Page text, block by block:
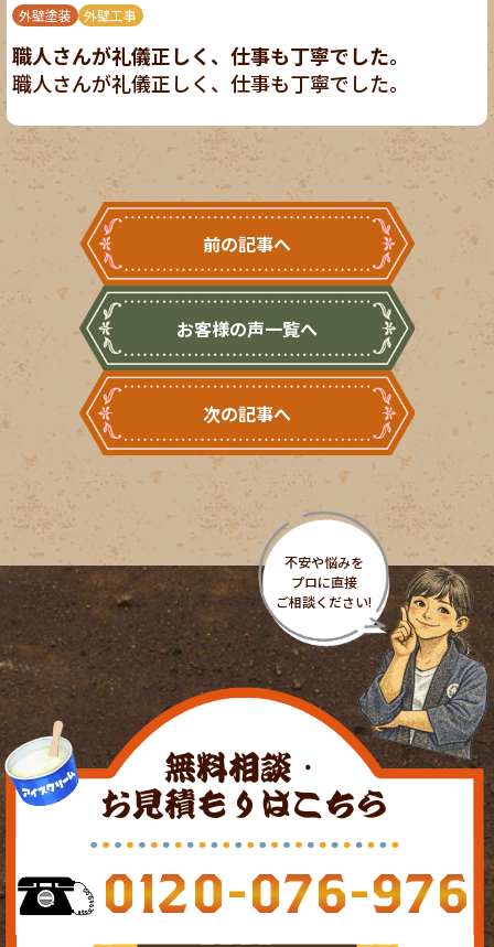
外壁塗装 外壁工事
職人さんが礼儀正しく、仕事も丁寧でした。
職人さんが礼儀正しく、仕事も丁寧でした。
前の記事へ
お客様の声一覧へ
次の記事へ
無料相談・
お見積もりはこちら
0120-076-976